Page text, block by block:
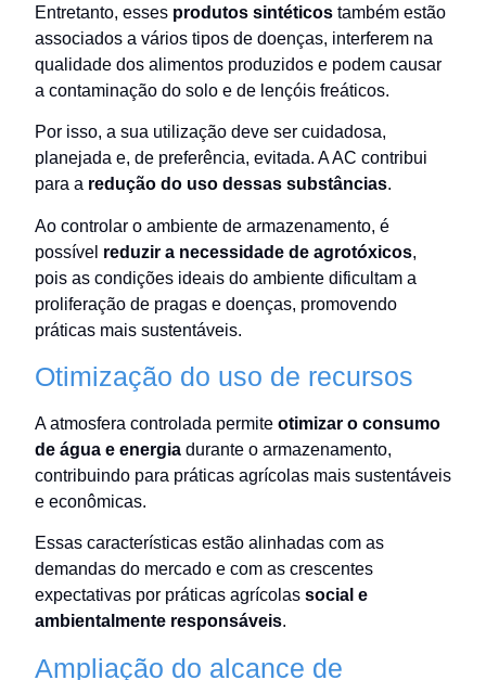
Entretanto, esses produtos sintéticos também estão
associados a vários tipos de doenças, interferem na
qualidade dos alimentos produzidos e podem causar
a contaminação do solo e de lençóis freáticos.
Por isso, a sua utilização deve ser cuidadosa,
planejada e, de preferência, evitada. A AC contribui
para a redução do uso dessas substâncias.
Ao controlar o ambiente de armazenamento, é
possível reduzir a necessidade de agrotóxicos,
pois as condições ideais do ambiente dificultam a
proliferação de pragas e doenças, promovendo
práticas mais sustentáveis.
Otimização do uso de recursos
A atmosfera controlada permite otimizar o consumo
de água e energia durante o armazenamento,
contribuindo para práticas agrícolas mais sustentáveis
e econômicas.
Essas características estão alinhadas com as
demandas do mercado e com as crescentes
expectativas por práticas agrícolas social e
ambientalmente responsáveis.
Ampliação do alcance de